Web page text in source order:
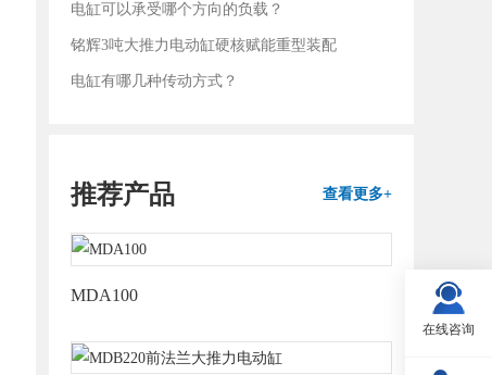
电缸可以承受哪个方向的负载？
铭辉3吨大推力电动缸硬核赋能重型装配
电缸有哪几种传动方式？
推荐产品 查看更多+
MDA100
在线咨询